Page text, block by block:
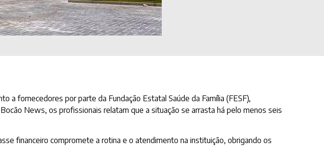
a fornecedores por parte da Fundação Estatal Saúde da Família (FESF),
News, os profissionais relatam que a situação se arrasta há pelo menos seis
financeiro compromete a rotina e o atendimento na instituição, obrigando os